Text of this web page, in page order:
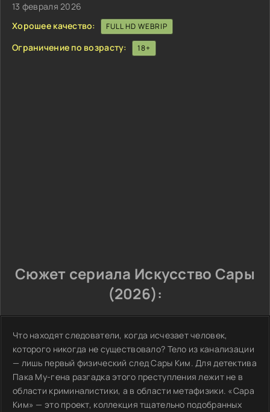
13 февраля 2026
Хорошее качество:
FULL HD WEBRIP
Ограничение по возрасту: 18+
Сюжет сериала Искусство Сары
(2026):
Что находят следователи, когда исчезает человек,
которого никогда не существовало? Тело из канализации
— лишь первый физический след Сары Ким. Для детектива
Пака Му-гена разгадка этого преступления лежит не в
области криминалистики, а в области метафизики. «Сара
Ким» — это проект, коллекция тщательно подобранных